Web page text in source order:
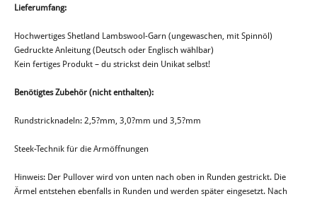
Lieferumfang:
Hochwertiges Shetland Lambswool-Garn (ungewaschen, mit Spinnöl)
Gedruckte Anleitung (Deutsch oder Englisch wählbar)
Kein fertiges Produkt – du strickst dein Unikat selbst!
Benötigtes Zubehör (nicht enthalten):
Rundstricknadeln: 2,5?mm, 3,0?mm und 3,5?mm
Steek-Technik für die Armöffnungen
Hinweis: Der Pullover wird von unten nach oben in Runden gestrickt. Die
Ärmel entstehen ebenfalls in Runden und werden später eingesetzt. Nach